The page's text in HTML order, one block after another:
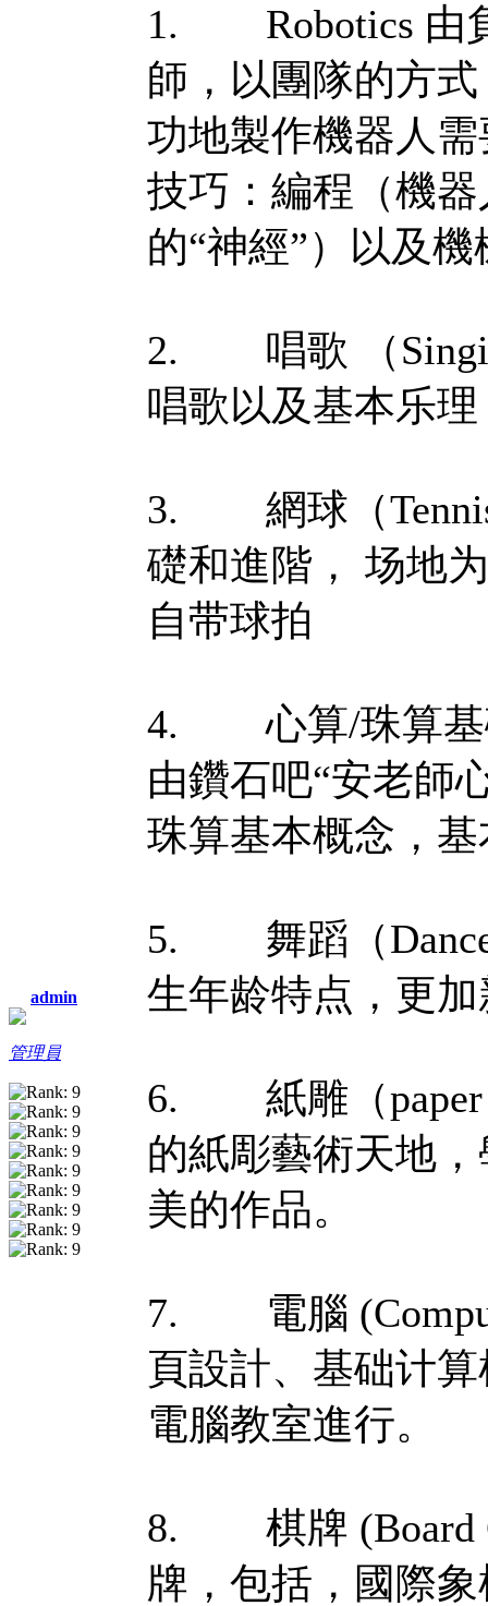
admin
管理員
1. Robotics 由負
師，以團隊的方
功地製作機器人
技巧：編程（機
的“神經”）以及
2. 唱歌 （
唱歌以及基本乐理
3. 網球（Tennis
礎和進階， 场地
自带球拍
4. 心算/珠算基礎
由鑽石吧“安老師
珠算基本概念，
5. 舞蹈（Dance
生年龄特点，更
6. 紙雕（paper
的紙彫藝術天地
美的作品。
7. 電腦
頁設計、基础计
電腦教室進行。
8. 棋牌 (Board
牌，包括，國際